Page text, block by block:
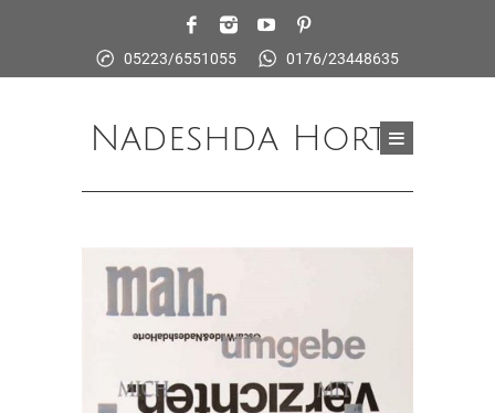
05223/6551055 0176/23448635
Nadeshda Horte